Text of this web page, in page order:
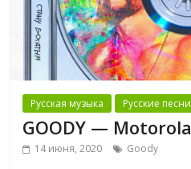
Русская музыка Русские песни
GOODY — Motorola
14 июня, 2020 Goody